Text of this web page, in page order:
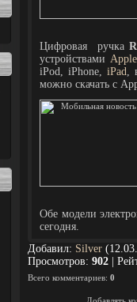
Цифровая ручка
устройствамиApple
iPod, iPhone,iPad,
можно скачать с
Обе модели
сегодня.
Добавил: Silver
Просмотров: 902
Всего комментариев: 0